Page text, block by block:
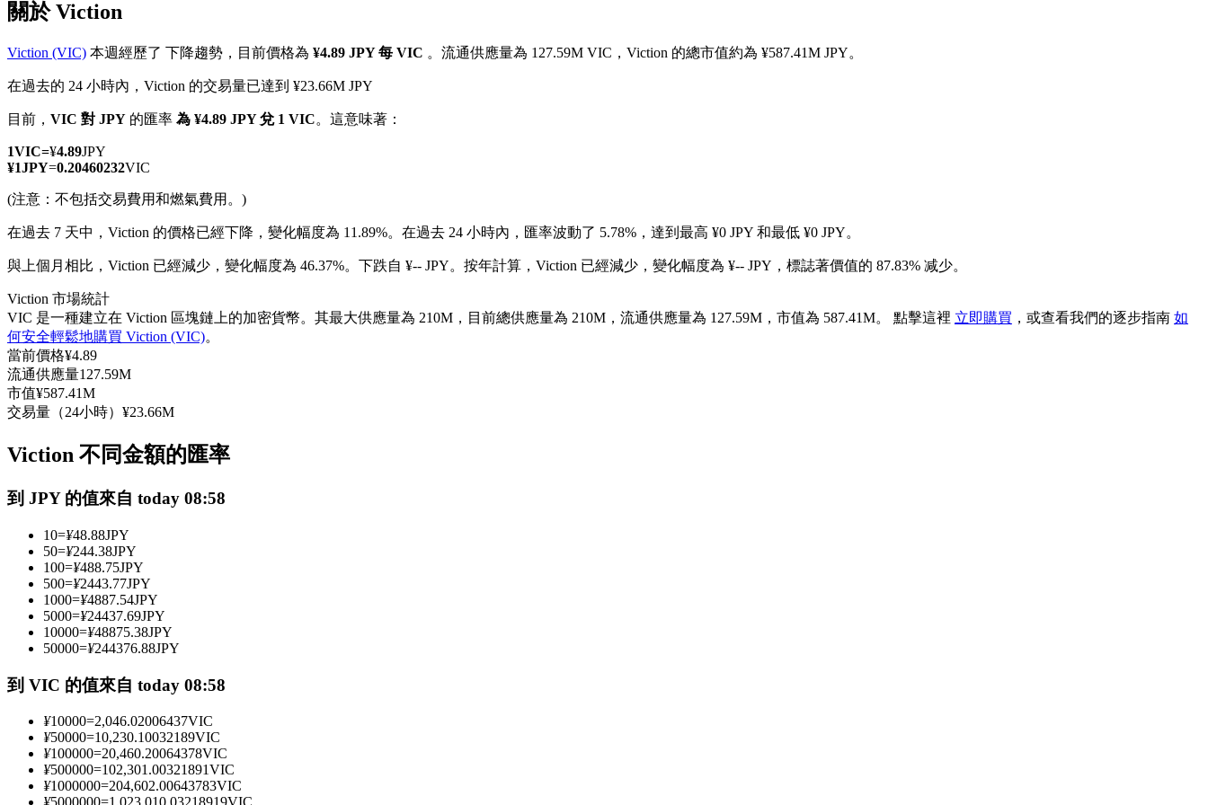
TradFi
美股、外匯、貴金屬及大宗商品衍生性商品
USDC永續
多種以USDC結算的永續合約
跟單
與頂尖交易專家同行
關於 Viction
Viction (VIC) 本週經歷了 下降趨勢，目前價格為 ¥4.89 JPY 每 VIC 。流通供應量為 127.59M VIC，Viction 的總市值約為 ¥587.41M JPY。
在過去的 24 小時內，Viction 的交易量已達到 ¥23.66M JPY
目前， VIC 對 JPY 的匯率 為 ¥4.89 JPY 兌 1 VIC。這意味著：
1VIC=¥4.89JPY
¥1JPY=0.20460232VIC
(注意：不包括交易費用和燃氣費用。)
在過去 7 天中，Viction 的價格已經下降，變化幅度為 11.89%。 在過去 24 小時內，匯率波動了 5.78%，達到最高 ¥0 JPY 和最低 ¥0 JPY。
與上個月相比，Viction 已經減少，變化幅度為 46.37%。下跌自 ¥-- JPY。 按年計算，Viction 已經減少，變化幅度為 ¥-- JPY，標誌著價值的 87.83% 减少。
Viction 市場統計
VIC 是一種建立在 Viction 區塊鏈上的加密貨幣。其最大供應量為 210M，目前總供應量為 210M，流通供應量為 127.59M，市值為 587.41M。 點擊這裡 立即購買 ，或查看我們的逐步指南 如
何安全輕鬆地購買 Viction (VIC)。
當前價格¥4.89
流通供應量127.59M
市值¥587.41M
交易量（24小時） ¥23.66M
Viction 不同金額的匯率
到 JPY 的值來自 today 08:58
10=¥48.88JPY
50=¥244.38JPY
100=¥488.75JPY
500=¥2443.77JPY
1000=¥4887.54JPY
5000=¥24437.69JPY
10000=¥48875.38JPY
50000=¥244376.88JPY
到 VIC 的值來自 today 08:58
¥10000=2,046.02006437VIC
¥50000=10,230.10032189VIC
¥100000=20,460.20064378VIC
¥500000=102,301.00321891VIC
¥1000000=204,602.00643783VIC